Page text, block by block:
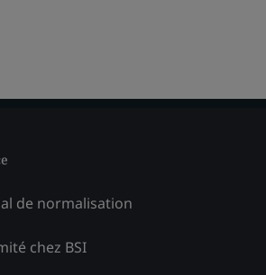
de normalisation
chez BSI